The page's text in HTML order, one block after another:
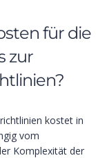
für die
zur
kostet in
vom
Komplexität der